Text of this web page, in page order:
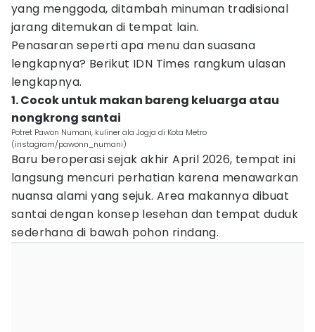
yang menggoda, ditambah minuman tradisional
jarang ditemukan di tempat lain.
Penasaran seperti apa menu dan suasana
lengkapnya? Berikut IDN Times rangkum ulasan
lengkapnya.
1. Cocok untuk makan bareng keluarga atau
nongkrong santai
Potret Pawon Numani, kuliner ala Jogja di Kota Metro
(instagram/pawonn_numani)
Baru beroperasi sejak akhir April 2026, tempat ini
langsung mencuri perhatian karena menawarkan
nuansa alami yang sejuk. Area makannya dibuat
santai dengan konsep lesehan dan tempat duduk
sederhana di bawah pohon rindang.